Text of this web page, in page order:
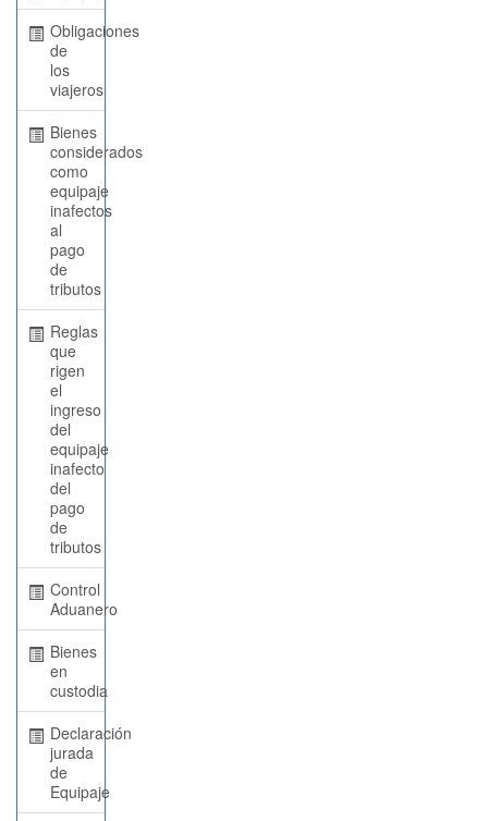
Obligaciones
de
los
viajeros
Bienes
considerados
como
equipaje
inafectos
al
pago
de
tributos
Reglas
que
rigen
el
ingreso
del
equipaje
inafecto
del
pago
de
tributos
Control
Aduanero
Bienes
en
custodia
Declaración
jurada
de
Equipaje